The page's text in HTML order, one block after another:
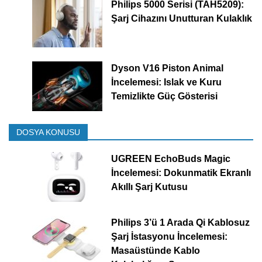
Philips 5000 Serisi (TAH5209):
Şarj Cihazını Unutturan Kulaklık
Dyson V16 Piston Animal
İncelemesi: Islak ve Kuru
Temizlikte Güç Gösterisi
DOSYA KONUSU
UGREEN EchoBuds Magic
İncelemesi: Dokunmatik Ekranlı
Akıllı Şarj Kutusu
Philips 3’ü 1 Arada Qi Kablosuz
Şarj İstasyonu İncelemesi:
Masaüstünde Kablo